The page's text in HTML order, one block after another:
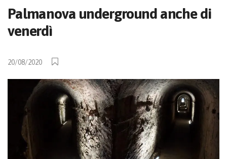
Palmanova underground anche di
venerdì
20/08/2020